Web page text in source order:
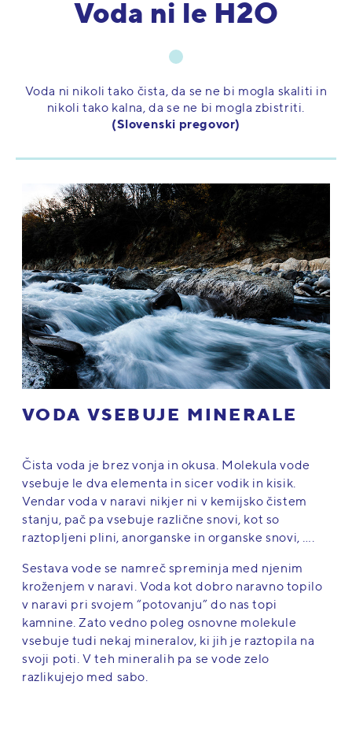
Voda ni le H2O
Voda ni nikoli tako čista, da se ne bi mogla skaliti in
nikoli tako kalna, da se ne bi mogla zbistriti.
(Slovenski pregovor)
VODA VSEBUJE MINERALE
Čista voda je brez vonja in okusa. Molekula vode
vsebuje le dva elementa in sicer vodik in kisik.
Vendar voda v naravi nikjer ni v kemijsko čistem
stanju, pač pa vsebuje različne snovi, kot so
raztopljeni plini, anorganske in organske snovi, ….
Sestava vode se namreč spreminja med njenim
kroženjem v naravi. Voda kot dobro naravno topilo
v naravi pri svojem “potovanju” do nas topi
kamnine. Zato vedno poleg osnovne molekule
vsebuje tudi nekaj mineralov, ki jih je raztopila na
svoji poti. V teh mineralih pa se vode zelo
razlikujejo med sabo.